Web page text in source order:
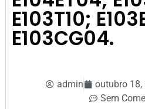
E103T10;
E103CG04.
admin outubro 18,
Sem